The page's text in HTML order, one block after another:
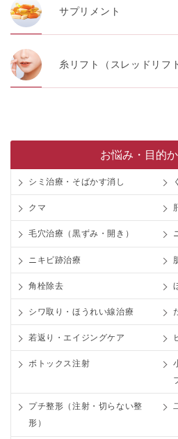
サプリメント
糸リフト（スレッドリフ
お悩み・目的
シミ治療・そばかす消し
クマ
毛穴治療（黒ずみ・開き）
ニキビ跡治療
角栓除去
シワ取り・ほうれい線治療
若返り・エイジングケア
ボトックス注射
プチ整形（注射・切らない整
形）